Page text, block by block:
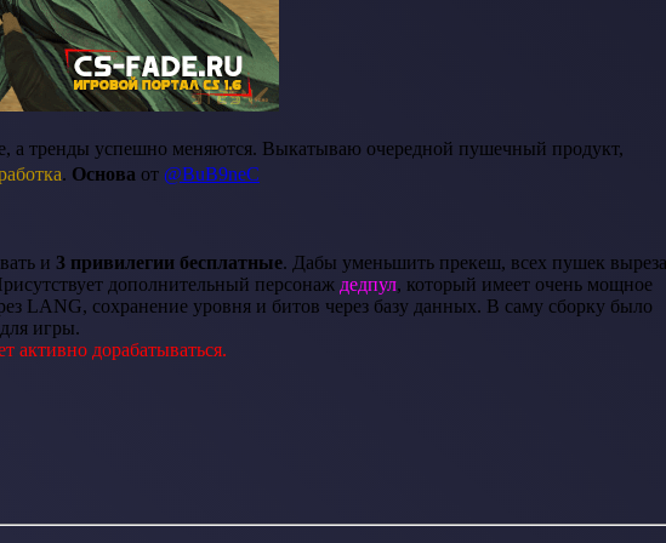
а тренды успешно меняются. Выкатываю очередной пушечный продукт,
. Основа от @BuB9neC
и 3 привилегии бесплатные. Дабы уменьшить прекеш, всех пушек
дополнительный персонаж дедпул, который имеет очень мощное
LANG, сохранение уровня и битов через базу данных. В саму сборку было
игры.
активно дорабатываться.